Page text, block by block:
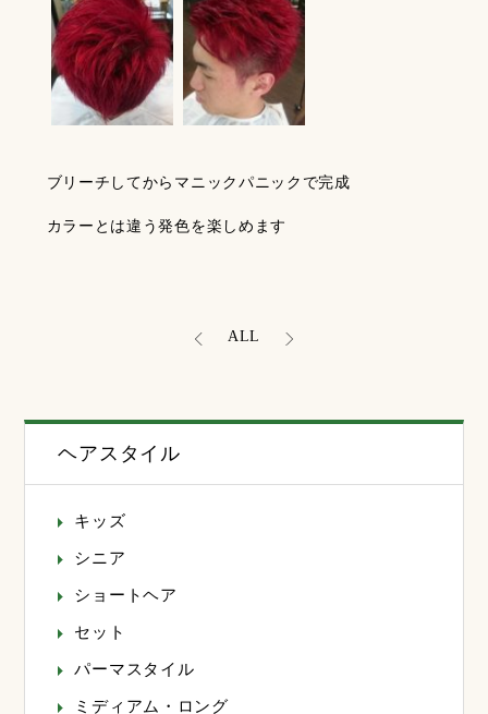
ブリーチしてからマニックパニックで完成
カラーとは違う発色を楽しめます
ALL
ヘアスタイル
キッズ
シニア
ショートヘア
セット
パーマスタイル
ミディアム・ロング